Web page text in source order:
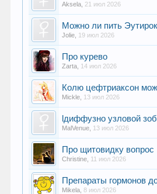
Aksela 21 июл 2026
Можно ли пить
Jolie 19 июл 2026
Про курево
Zarta 14 июл 2026
Колю цефтриаксон
Mickle 13 июл 2026
lдиффузно узловой
MalVenue 13 июл 2026
Про щитовидку вопрос
Christine 11 июл 2026
Препараты гормонов
Mikela ,8 июл 2026